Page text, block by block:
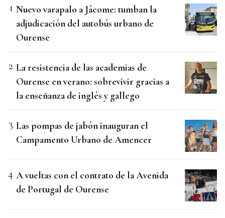
Nuevo varapalo a Jácome: tumban la
adjudicación del autobús urbano de
Ourense
La resistencia de las academias de
Ourense en verano: sobrevivir gracias a
la enseñanza de inglés y gallego
Las pompas de jabón inauguran el
Campamento Urbano de Amencer
A vueltas con el contrato de la Avenida
de Portugal de Ourense